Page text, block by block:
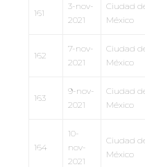
161
3-nov-
2021
Ciudad
México
162
7-nov-
2021
Ciudad
México
163
9-nov-
2021
Ciudad
México
164
10-
nov-
2021
Ciudad
México